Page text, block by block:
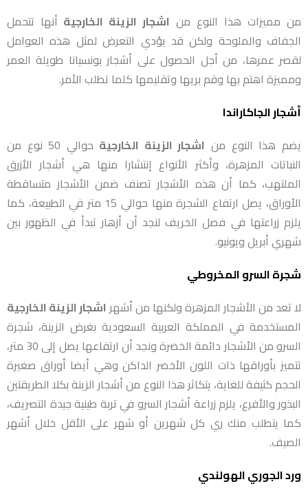
من مميزات هذا النوع من اشجار الزينة الخارجية أنها تتحمل
الجفاف والملوحة ولكن قد يؤدي التعرض لمثل هذه العوامل
لقصر عمرها، من أجل الحصول على أشجار بونسيانا طويلة العمر
ومميزة اهتم بها وقم بريها وتقليمها كلما تطلب الأمر.
أشجار الجاكاراندا
يضم هذا النوع من اشجار الزينة الخارجية
حوالي 50 نوع من
النباتات المزهرة، وأكثر الأنواع إنتشارا منها هي أشجار الأزرق
الملتهب، كما أن هذه الأشجار تصنف ضمن الأشجار متساقطة
الأوراق، يصل ارتفاع الشجرة منها حوالي 15 متر في الطبيعة، كما
يلزم زراعتها في فصل الخريف لنجد أن أزهار تبدأ في الظهور بين
شهري أبريل ويونيو.
شجرة السرو المخروطي
لا تعد من الأشجار المزهرة ولكنها من أشهراشجار الزينة الخارجية
المستخدمة في المملكة العربية السعودية بغرض الزينة، شجرة
السرو من الأشجار دائمة الخضرة ونجد أن ارتفاعها يصل إلى 30 متر،
تتميز بأوراقها ذات اللون الأخضر الداكن وهي أيضا أوراق صغيرة
الحجم كثيفة للغاية، يتكاثر هذا النوع من أشجار الزينة بكلا الطريقتين
البذور والأفرع، يلزم زراعة أشجار السرو في تربة طينية جيدة التصريف،
كما يتطلب منك ري كل شهرين أو شهر على الأقل خلال أشهر
الصيف.
ورد الجوري الهولندي